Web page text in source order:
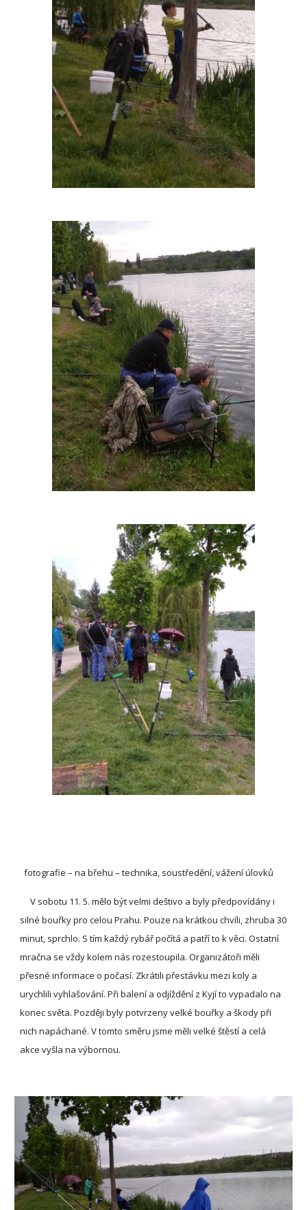
  fotografie – na břehu – technika, soustředění, vážení úlovků
     V sobotu 11. 5. mělo být velmi deštivo a byly předpovídány i
silné bouřky pro celou Prahu. Pouze na krátkou chvíli, zhruba 30
minut, sprchlo. S tím každý rybář počítá a patří to k věci. Ostatní
mračna se vždy kolem nás rozestoupila. Organizátoři měli
přesné informace o počasí. Zkrátili přestávku mezi koly a
urychlili vyhlašování. Při balení a odjíždění z Kyjí to vypadalo na
konec světa. Později byly potvrzeny velké bouřky a škody při
nich napáchané. V tomto směru jsme měli velké štěstí a celá
akce vyšla na výbornou.